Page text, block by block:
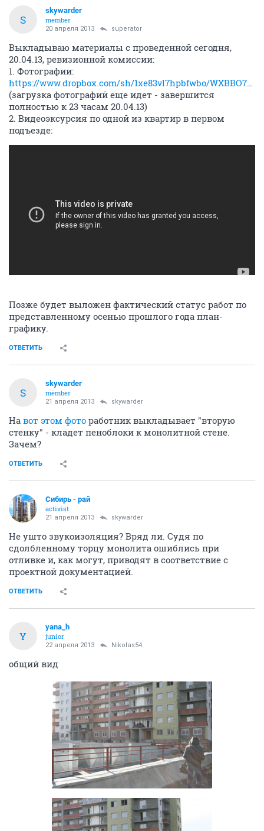
S
skywarder
member
20 апреля 2013 superator
Выкладываю материалы с проведенной сегодня,
20.04.13, ревизионной комиссии:
1. Фотографии:
https://www.dropbox.com/sh/1xe83vl7hpbfwbo/WXBBO7Iz8g/%D0%A4%D0%BE%D1%82%D0%BE_%D0%9A%D1%80%D0%B0%D1%81%D0%BD%D0%BE%D0%BE%D0%B1%D1%81%D0%BA_56
(загрузка фотографий еще идет - завершится
полностью к 23 часам 20.04.13)
2. Видеоэксурсия по одной из квартир в первом
подъезде:
Позже будет выложен фактический статус работ по
представленному осенью прошлого года план-
графику.
ОТВЕТИТЬ
S
skywarder
member
21 апреля 2013 skywarder
На вот этом фото работник выкладывает "вторую
стенку" - кладет пеноблоки к монолитной стене.
Зачем?
ОТВЕТИТЬ
Сибирь - рай
activist
21 апреля 2013 skywarder
Не ушто звукоизоляция? Вряд ли. Судя по
сдолбленному торцу монолита ошиблись при
отливке и, как могут, приводят в соответствие с
проектной документацией.
ОТВЕТИТЬ
Y
yana_h
junior
22 апреля 2013 Nikolas54
общий вид